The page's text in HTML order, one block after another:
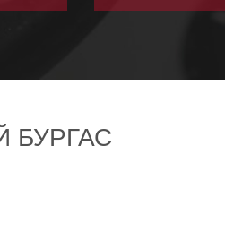
БУРГАС